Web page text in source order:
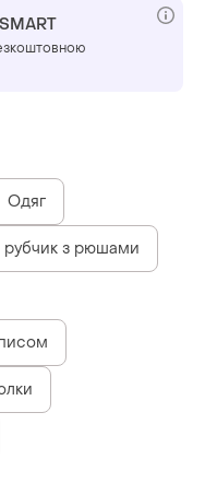
Одяг
рубчик з рюшами